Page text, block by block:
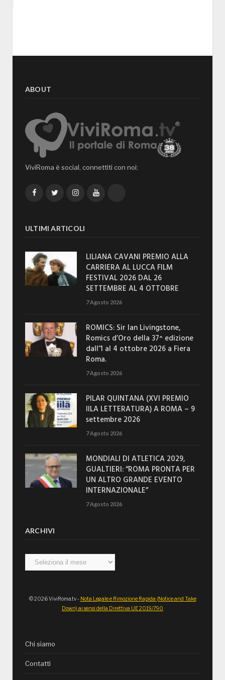
ABOUT
ViviRoma è social, connettiti con noi:
FacebookTwitterInstagramYouTube
ULTIMI ARTICOLI
LILIANA CAVANI PREMIO ALLA
CARRIERA AL LUCCA FILM
FESTIVAL 2026 DAL 26
SETTEMBRE AL 4 OTTOBRE
7 Agosto 2026
ROMICS: Sir Ian Livingstone,
Romics d’Oro della 37^ edizione
dall’1 al 4 ottobre 2026 a Fiera
Roma.
7 Agosto 2026
PILAR QUINTANA (XVI PREMIO
IILA LETTERATURA) A ROMA – 9
settembre 2026
7 Agosto 2026
MONDIALI DI ATLETICA 2029,
GUALTIERI: “ROMA PRONTA PER
UN ALTRO GRANDE EVENTO
INTERNAZIONALE”
7 Agosto 2026
ARCHIVI
Archivi
© 2026 ViviRoma.tv - Nota Legale e Rimozione Rapida (Notice and Take
Down) ai sensi della Direttiva UE 2019/790
Chi siamo
Contatti